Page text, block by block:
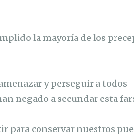
la mayoría de los
y perseguir a todos
negado a secundar esta
para conservar nuestros